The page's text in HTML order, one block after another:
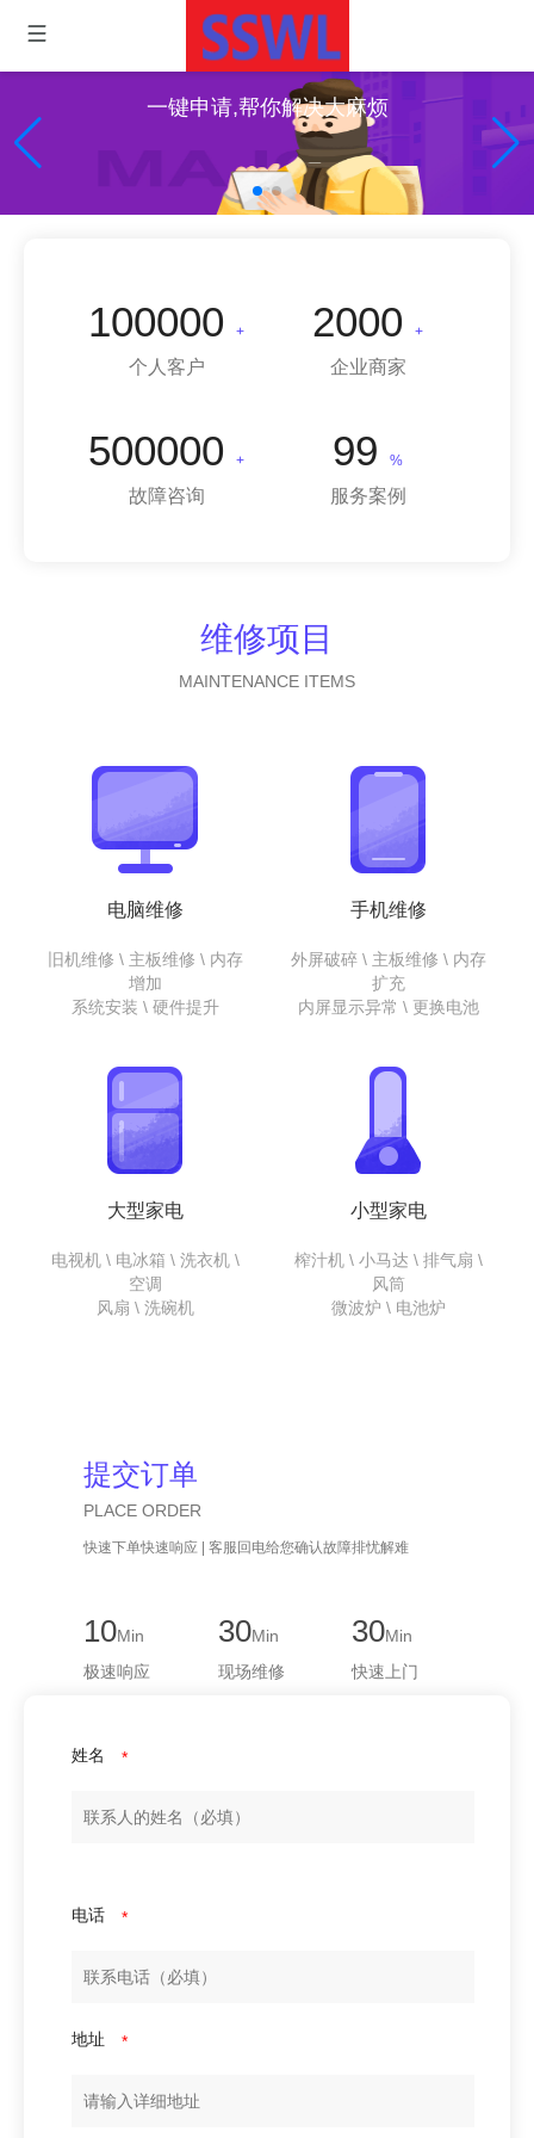
一键申请,帮你解决大麻烦
100000 +
个人客户
2000 +
企业商家
500000 +
故障咨询
99 %
服务案例
维修项目
MAINTENANCE ITEMS
电脑维修
旧机维修 \ 主板维修 \ 内存
增加
系统安装 \ 硬件提升
手机维修
外屏破碎 \ 主板维修 \ 内存
扩充
内屏显示异常 \ 更换电池
大型家电
电视机 \ 电冰箱 \ 洗衣机 \
空调
风扇 \ 洗碗机
小型家电
榨汁机 \ 小马达 \ 排气扇 \
风筒
微波炉 \ 电池炉
提交订单
PLACE ORDER
快速下单快速响应 | 客服回电给您确认故障排忧解难
10Min
极速响应
30Min
现场维修
30Min
快速上门
姓名 *
电话 *
地址 *